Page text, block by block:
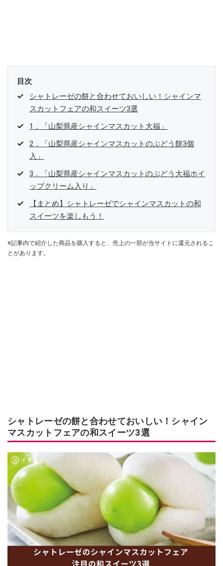
目次
シャトレーゼの餅と合わせておいしい！シャインマ
スカットフェアの和スイーツ3選
1．「山梨県産シャインマスカット大福」
2．「山梨県産シャインマスカットのぶどう餅3個
入」
3．「山梨県産シャインマスカットのぶどう大福ホイ
ップクリーム入り」
【まとめ】シャトレーゼでシャインマスカットの和
スイーツを楽しもう！
※記事内で紹介した商品を購入すると、売上の一部が当サイトに還元されるこ
とがあります。
シャトレーゼの餅と合わせておいしい！シャイン
マスカットフェアの和スイーツ3選